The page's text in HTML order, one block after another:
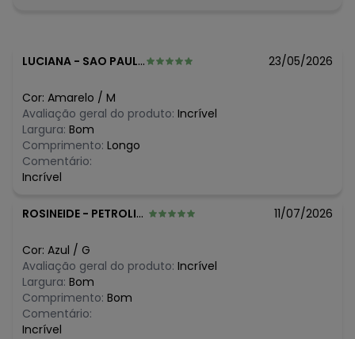
julho/2026 R$ 35,99
maio/2026
abril/2026
março/2026
fevereiro/2026
LUCIANA - SAO PAULO - SP 23/05/2026
Cor: Amarelo / M
Avaliação geral do produto: Incrível
Largura: Bom
Comprimento: Longo
Comentário:
Incrível
ROSINEIDE - PETROLINA - PE 11/07/2026
Cor: Azul / G
Avaliação geral do produto: Incrível
Largura: Bom
Comprimento: Bom
Comentário:
Incrível